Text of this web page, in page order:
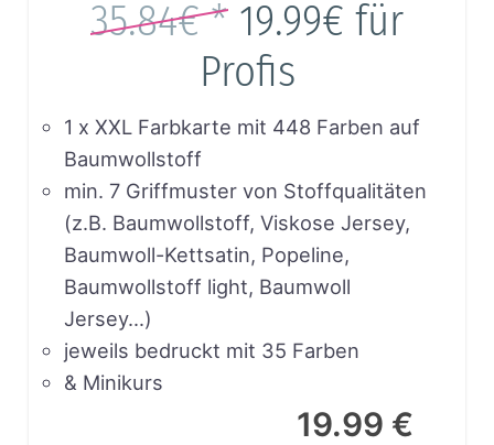
35.84€ * 19.99€ für
Profis
1 x XXL Farbkarte mit 448 Farben auf
Baumwollstoff
min. 7 Griffmuster von Stoffqualitäten
(z.B. Baumwollstoff, Viskose Jersey,
Baumwoll-Kettsatin, Popeline,
Baumwollstoff light, Baumwoll
Jersey…)
jeweils bedruckt mit 35 Farben
& Minikurs
19.99 €